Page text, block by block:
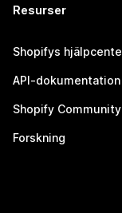
Resurser
Shopifys
API-dokumentation
Shopify Community
Forskning